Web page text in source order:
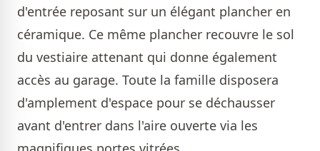
d'entrée reposant sur un élégant plancher en
céramique. Ce même plancher recouvre le sol
du vestiaire attenant qui donne également
accès au garage. Toute la famille disposera
d'amplement d'espace pour se déchausser
avant d'entrer dans l'aire ouverte via les